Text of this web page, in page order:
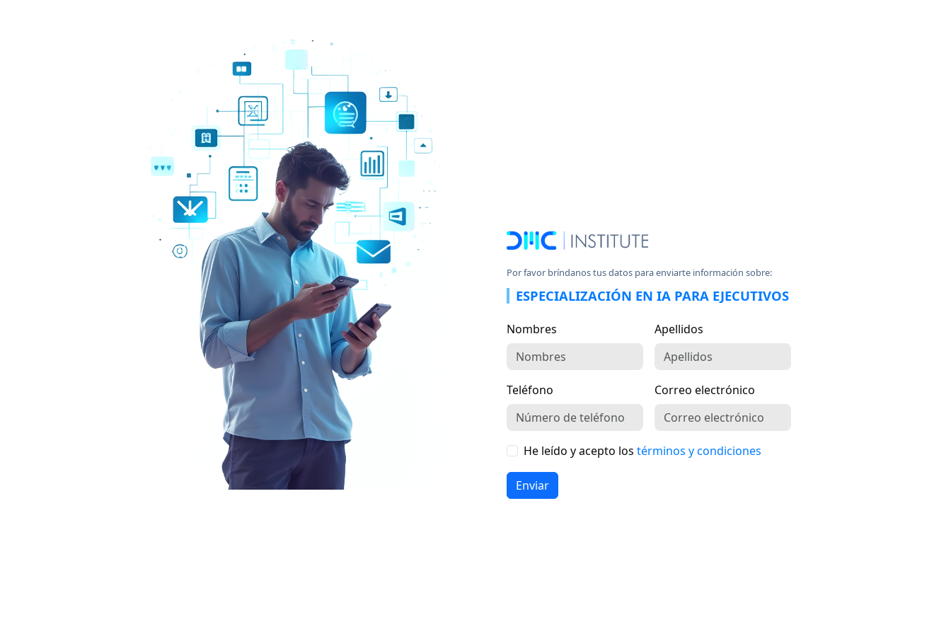
Por favor bríndanos tus datos para enviarte información sobre:
ESPECIALIZACIÓN EN IA PARA EJECUTIVOS
Nombres Apellidos
Teléfono Correo electrónico
He leído y acepto los términos y condiciones
Enviar